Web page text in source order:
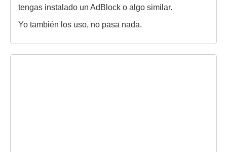
tengas instalado un AdBlock o algo similar.
Yo también los uso, no pasa nada.